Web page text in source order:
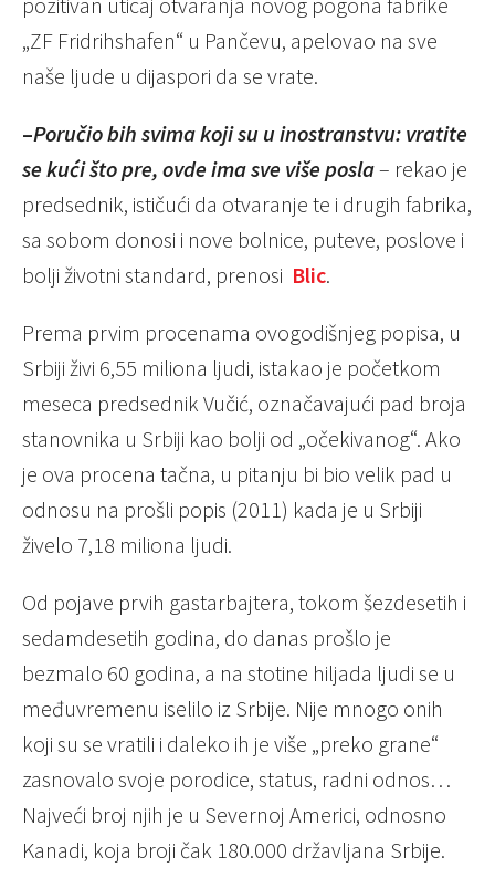
„ZF Fridrihshafen“ u Pančevu, apelovao na sve
naše ljude u dijaspori da se vrate.
–Poručio bih svima koji su u inostranstvu: vratite
se kući što pre, ovde ima sve više posla– rekao je
predsednik, ističući da otvaranje te i drugih fabrika,
sa sobom donosi i nove bolnice, puteve, poslove i
bolji životni standard, prenosi Blic.
Prema prvim procenama ovogodišnjeg popisa, u
Srbiji živi 6,55 miliona ljudi, istakao je početkom
meseca predsednik Vučić, označavajući pad broja
stanovnika u Srbiji kao bolji od „očekivanog“. Ako
je ova procena tačna, u pitanju bi bio velik pad u
odnosu na prošli popis (2011) kada je u Srbiji
živelo 7,18 miliona ljudi.
Od pojave prvih gastarbajtera, tokom šezdesetih i
sedamdesetih godina, do danas prošlo je
bezmalo 60 godina, a na stotine hiljada ljudi se u
međuvremenu iselilo iz Srbije. Nije mnogo onih
koji su se vratili i daleko ih je više „preko grane“
zasnovalo svoje porodice, status, radni odnos…
Najveći broj njih je u Severnoj Americi, odnosno
Kanadi, koja broji čak 180.000 državljana Srbije.